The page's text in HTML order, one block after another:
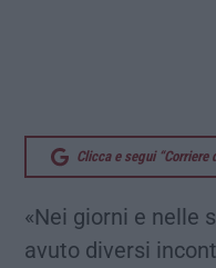
Clicca e segui “Corriere
«Nei giorni e nelle
avuto diversi